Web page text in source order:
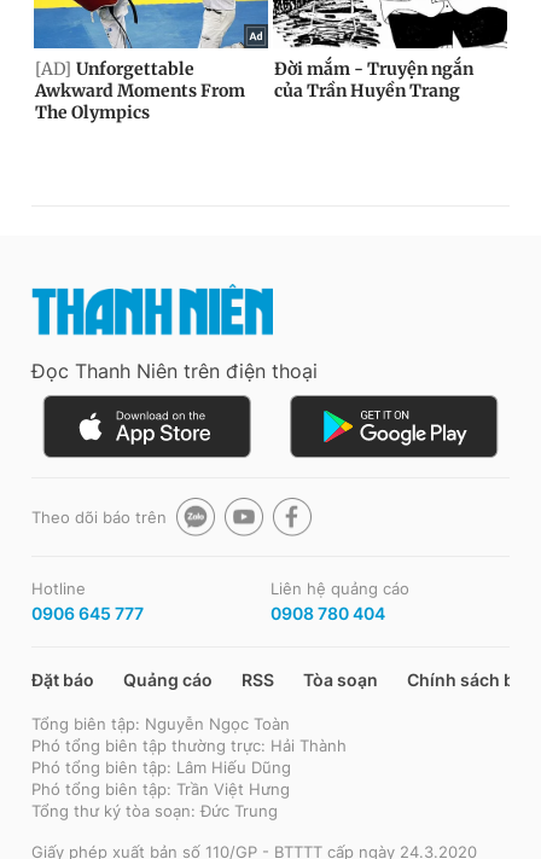
Đọc Thanh Niên trên điện thoại
Theo dõi báo trên
Hotline
0906 645 777
Liên hệ quảng cáo
0908 780 404
Đặt báo Quảng cáo RSS Tòa soạn Chính sách bảo
Tổng biên tập: Nguyễn Ngọc Toàn
Phó tổng biên tập thường trực: Hải Thành
Phó tổng biên tập: Lâm Hiếu Dũng
Phó tổng biên tập: Trần Việt Hưng
Tổng thư ký tòa soạn: Đức Trung
Giấy phép xuất bản số 110/GP - BTTTT cấp ngày 24.3.2020